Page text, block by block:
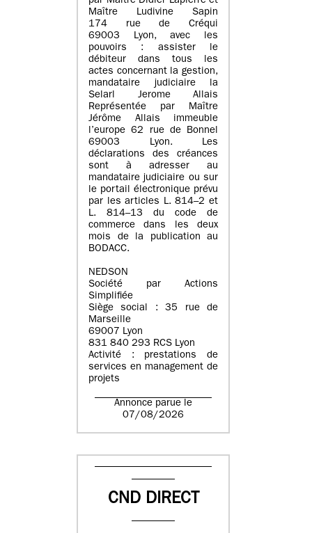
Maître Ludivine Sapin
174 rue de Créqui
69003 Lyon, avec les
pouvoirs : assister le
débiteur dans tous les
actes concernant la gestion,
mandataire judiciaire la
Selarl Jerome Allais
Représentée par Maître
Jérôme Allais immeuble
l’europe 62 rue de Bonnel
69003 Lyon. Les
déclarations des créances
sont à adresser au
mandataire judiciaire ou sur
le portail électronique prévu
par les articles L. 814–2 et
L. 814–13 du code de
commerce dans les deux
mois de la publication au
BODACC.
NEDSON
Société par Actions
Simplifiée
Siège social : 35 rue de
Marseille
69007 Lyon
831 840 293 RCS Lyon
Activité : prestations de
services en management de
projets
Annonce parue le
07/08/2026
CND DIRECT